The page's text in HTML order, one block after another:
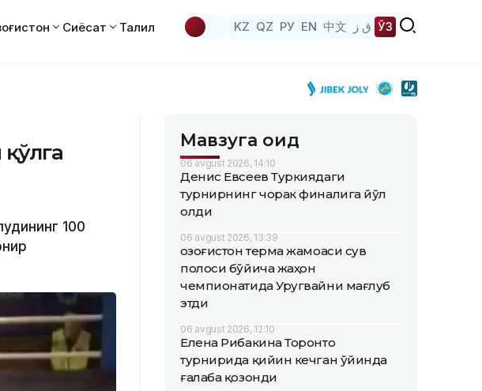
Сиёсат Таҳлил KZ QZ РУ EN 中文 ق ز ЎЗ
100
Мавзуга оид
06 avgust 2026, 14:10
Денис Евсеев Туркиядаги
турнирнинг чорак финалига йўл
олди
06 avgust 2026, 13:39
Қозоғистон терма жамоаси сув
полоси бўйича жаҳон
чемпионатида Уругвайни мағлуб
этди
06 avgust 2026, 12:10
Елена Рибакина Торонто
турнирида қийин кечган ўйинда
ғалаба қозонди